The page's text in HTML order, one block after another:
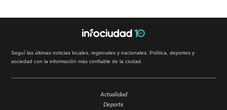
Seguí las últimas noticias locales, regionales y nacionales. Política, deportes y
sociedad con la información más confiable de la ciudad.
Actualidad
Deporte